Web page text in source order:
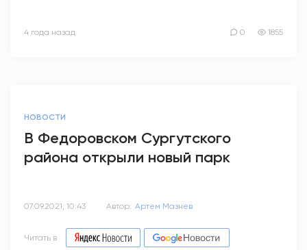
4 года назад 0 1855
НОВОСТИ
В Федоровском Сургутского
района открыли новый парк
07.09.2021, 10:43 Автор: Артем Мазнев
Читать в